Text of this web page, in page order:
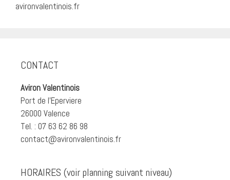
avironvalentinois.fr
CONTACT
Aviron Valentinois
Port de l'Eperviere
26000 Valence
Tel. : 07 63 62 86 98
contact@avironvalentinois.fr
HORAIRES (voir planning suivant niveau)